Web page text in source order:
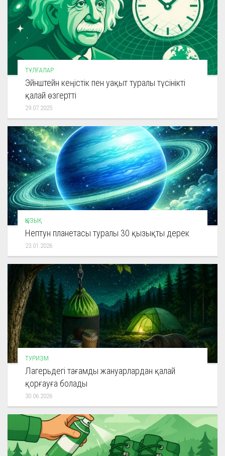
ТҰЛҒАЛАР
Эйнштейн кеңістік пен уақыт туралы түсінікті
қалай өзгертті
29.07.2025
ҚЫЗЫҚ
Нептун планетасы туралы 30 қызықты дерек
23.01.2026
ТУРИЗМ
Лагерьдегі тағамды жануарлардан қалай
қорғауға болады
30.06.2026